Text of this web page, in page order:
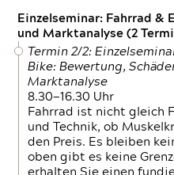
Einzelseminar: Fahrrad &
und Marktanalyse (2
Termin 2/2:
Bike: Bewertung,
Marktanalyse
8.30—16.30 Uhr
Fahrrad ist nicht gleich
und Technik, ob
den Preis. Es bleiben
oben gibt es keine
erhalten Sie einen